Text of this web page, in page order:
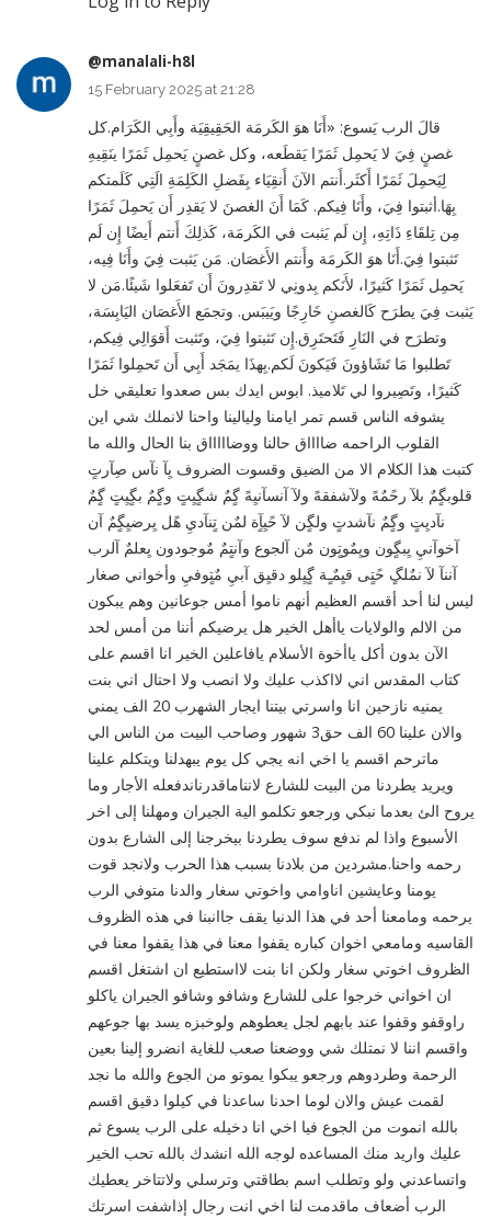
@manalali-h8l
15 February 2025 at 21:28
قالَ الرب يَسوع: «أَنَا هوَ الكَرمَة الحَقِيقِيَة وأَبِي الكَرَام.كل
غصنٍ فِيَ لا يَحمِل ثَمَرًا يَقطَعه، وكل غصنٍ يَحمِل ثَمَرًا ينَقِيهِ
لِيَحمِلَ ثَمَرًا أَكثَر.أَنتم الآنَ أَنقِيَاء بِفَضلِ الكَلِمَةِ الَتِي كَلَمتكم
بِهَا.أثبتوا فِيَ، وأَنَا فِيكم. كَمَا أَنَ الغصنَ لا يَقدِر أَن يَحمِلَ ثَمَرًا
مِن تِلقَاءِ ذَاتِهِ، إِن لَم يَثبت في الكَرمَة، كَذلِكَ أَنتم أَيضًا إِن لَم
تَثبتوا فِيَ.أَنَا هوَ الكَرمَة وأَنتم الأَغصَان. مَن يَثبت فِيَ وأَنَا فِيه،
يَحمِل ثَمَرًا كَثيرًا، لأَنَكم بِدونِي لا تَقدِرونَ أَن تَفعَلوا شَيئًا.مَن لا
يَثبت فِيَ يطرَح كَالغصنِ خَارِجًا ويَيبَس. وتجمَع الأَغصَان اليَابِسَة،
وتطرَح في النَارِ فَتَحتَرِق.إِن تَثبتوا فِيَ، وتَثبت أَقوَالِي فِيكم،
تَطلبوا مَا تَشَاؤونَ فَيَكونَ لَكم.بِهذَا يمَجَد أَبِي أَن تَحمِلوا ثَمَرًا
كَثيرًا، وتَصِيروا لي تَلاميذ. ابوس ايدك بس صعدوا تعليقي خل
يشوفه الناس قسم تمر ايامنا وليالينا واحنا لانملك شي اين
القلوب الراحمه ضااااق حالنا ووضاااااق بنا الحال والله ما
كتبت هذا الكلام الا من الضيق وقسوت الضروف يِآ نآس صِآرتٍ
قلوبگٍمٌ بلآ رحًمٌهً ولآشفقهً ولآ آنسآنيِهً گٍمٌ شگٍيِتٍ وگٍمٌ بگٍيِتٍ گٍمٌ
نآديِتٍ وگٍمٌ نآشدتٍ ولگٍن لآ حًيِآٍة لمٌن تٍنآديِ هًل يِرضيِگٍمٌ آن
آخوآنيِ يِبگٍون ويِمٌوتٍون مٌن آلجوع وآنتٍمٌ مٌوجودون يِعلمٌ آلرب
آننآ لآ نمٌلگٍ حًتٍى قيِمٌـٍة گٍيِلو دقيِق آبيِ مٌتٍوفيِ ﻭﺃﺧﻮﺍﻧﻲ ﺻﻐﺎﺭ
ﻟﻴﺲ ﻟﻨﺎ ﺃﺣﺪ ﺃﻗﺴﻢ ﺍﻟﻌﻈﻴﻢ ﺃﻧﻬﻢ ﻧﺎﻣﻮﺍ ﺃﻣﺲ ﺟﻮﻋﺎﻧﻴﻦ ﻭﻫﻢ ﻳﺒﻜﻮﻥ
من الالم والولايات ﻳﺎﺃﻫﻞ ﺍﻟﺨﻴﺮ ﻫﻞ ﻳﺮﺿﻴﻜﻢ ﺃﻧﻨﺎ ﻣﻦ ﺃﻣﺲ ﻟﺤﺪ
ﺍﻵﻥ ﺑﺪﻭﻥ ﺃﻛﻞ ﻳﺎﺃﺧﻮﺓ الأسلام يافاعلين الخير انا اقسم على
كتاب المقدس اني لااكذب عليك ولا انصب ولا احتال اني بنت
يمنيه نازحين انا واسرتي بيتنا ايجار الشهرب 20 الف يمني
والان علينا 60 الف حق3 شهور وصاحب البيت من الناس الي
ماترحم اقسم يا اخي انه يجي كل يوم يبهدلنا ويتكلم علينا
ويريد يطردنا من البيت للشارع لانناماقدرناندفعله الأجار وما
يروح الئ بعدما نبكي ورجعو تكلمو الية الجيران ومهلنا إلى اخر
الأسبوع واذا لم ندفع سوف يطردنا بيخرجنا إلى الشارع بدون
رحمه واحنا.مشردين من بلادنا بسبب هذا الحرب ولانجد قوت
يومنا وعايشين اناوامي واخوتي سغار والدنا متوفي الرب
يرحمه ومامعنا أحد في هذا الدنيا يقف جاانبنا في هذه الظروف
القاسيه ومامعي اخوان كباره يقفوا معنا في هذا يقفوا معنا في
الظروف اخوتي سغار ولكن انا بنت لااستطيع ان اشتغل اقسم
ان اخواني خرجوا على للشارع وشافو وشافو الجيران ياكلو
راوقفو وقفوا عند بابهم لجل يعطوهم ولوخبزه يسد بها جوعهم
واقسم اننا لا نمتلك شي ووضعنا صعب للغاية انضرو إلينا بعين
الرحمة وطردوهم ورجعو یبکوا یموتو من الجوع والله ما نجد
لقمت عیش والان لوما احدنا ساعدنا في كيلوا دقيق اقسم
بالله انموت من الجوع فيا اخي انا دخيله على الرب يسوع ثم
عليك واريد منك المساعده لوجه الله انشدك بالله تحب الخير
واتساعدني ولو وتطلب اسم بطاقتي وترسلي ولاتتاخر يعطيك
الرب أضعاف ماقدمت لنا اخي انت رجال إذاشفت اسرتك